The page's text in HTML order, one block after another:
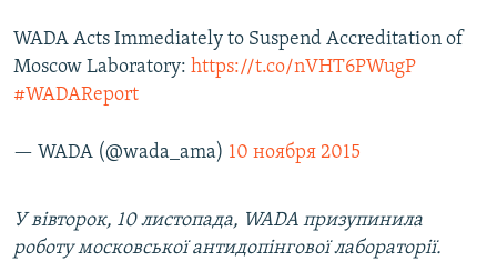
WADA Acts Immediately to Suspend Accreditation of
Moscow Laboratory: https://t.co/nVHT6PWugP
#WADAReport
— WADA (@wada_ama) 10 ноября 2015
У вівторок, 10 листопада, WADA призупинила
роботу московської антидопінгової лабораторії.